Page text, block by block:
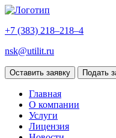
+7 (383) 218–218–4
nsk@utilit.ru
Оставить заявку Подать
Главная
О компании
Услуги
Лицензия